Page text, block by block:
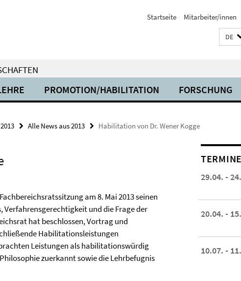
Startseite Mitarbeiter/innen
DE
PROMOTION/HABILITATION FORSCHUNG
2013 Alle News aus 2013 Habilitation von Dr. Wener Kogge
am 8. Mai 2013 seinen
und die Frage der
hat beschlossen, Vortrag und
Habilitationsleistungen
Leistungen als habilitationswürdig
zuerkannt sowie die Lehrbefugnis
29.04. -
20.04. -
10.07. -